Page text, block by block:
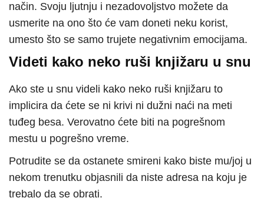
način. Svoju ljutnju i nezadovoljstvo možete da
usmerite na ono što će vam doneti neku korist,
umesto što se samo trujete negativnim emocijama.
Videti kako neko ruši knjižaru u snu
Ako ste u snu videli kako neko ruši knjižaru to
implicira da ćete se ni krivi ni dužni naći na meti
tuđeg besa. Verovatno ćete biti na pogrešnom
mestu u pogrešno vreme.
Potrudite se da ostanete smireni kako biste mu/joj u
nekom trenutku objasnili da niste adresa na koju je
trebalo da se obrati.